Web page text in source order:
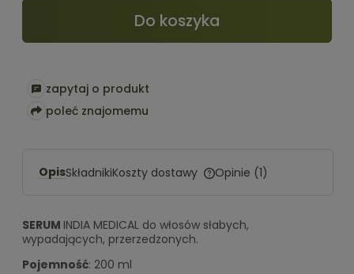
Do koszyka
zapytaj o produkt
poleć znajomemu
OpisSkładnikiKoszty dostawy Opinie (1)
SERUM INDIA MEDICAL do włosów słabych,
wypadających, przerzedzonych.
Pojemność: 200 ml